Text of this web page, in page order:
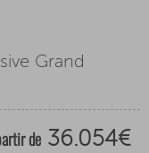
Grand
de 36.054€